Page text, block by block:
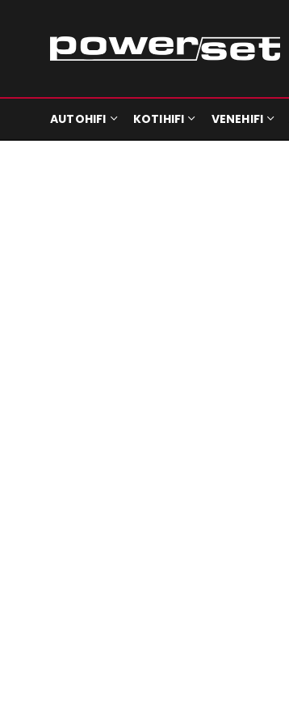
AUTOHIFI KOTIHIFI VENEHIFI